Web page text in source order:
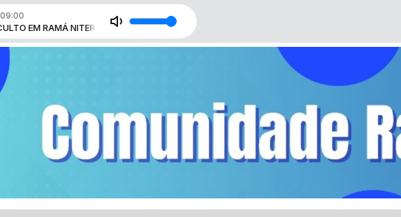
RAMÁ NITERÓI com Pr. Érico Rodolpho Bussinger - Comunidade Ramá